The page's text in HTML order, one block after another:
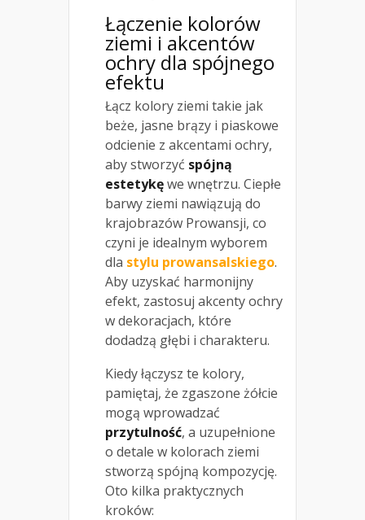
Łączenie kolorów
ziemi i akcentów
ochry dla spójnego
efektu
Łącz kolory ziemi takie jak
beże, jasne brązy i piaskowe
odcienie z akcentami ochry,
aby stworzyć spójną
estetykęwe wnętrzu. Ciepłe
barwy ziemi nawiązują do
krajobrazów Prowansji, co
czyni je idealnym wyborem
dla stylu prowansalskiego.
Aby uzyskać harmonijny
efekt, zastosuj akcenty ochry
w dekoracjach, które
dodadzą głębi i charakteru.
Kiedy łączysz te kolory,
pamiętaj, że zgaszone żółcie
mogą wprowadzać
przytulność, a uzupełnione
o detale w kolorach ziemi
stworzą spójną kompozycję.
Oto kilka praktycznych
kroków: